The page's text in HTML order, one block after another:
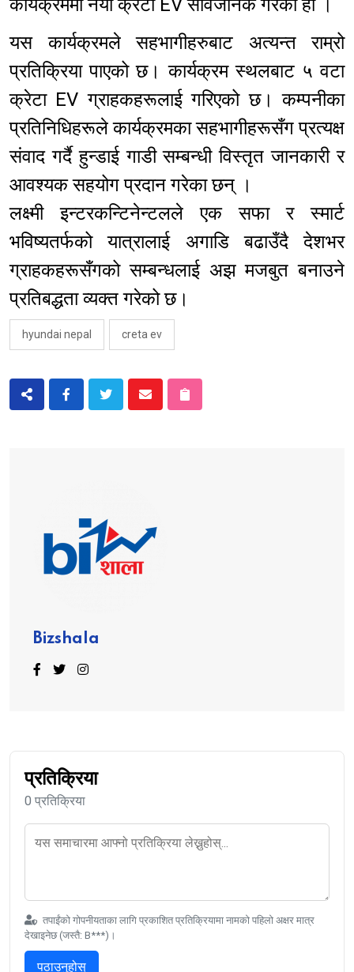
कार्यक्रममा नयाँ क्रेटा EV सार्वजनिक गरेको हो ।
यस कार्यक्रमले सहभागीहरुबाट अत्यन्त राम्रो
प्रतिक्रिया पाएको छ। कार्यक्रम स्थलबाट ५ वटा
क्रेटा EV ग्राहकहरूलाई गरिएको छ। कम्पनीका
प्रतिनिधिहरूले कार्यक्रमका सहभागीहरूसँग प्रत्यक्ष
संवाद गर्दै हुन्डाई गाडी सम्बन्धी विस्तृत जानकारी र
आवश्यक सहयोग प्रदान गरेका छन् ।
लक्ष्मी इन्टरकन्टिनेन्टलले एक सफा र स्मार्ट
भविष्यतर्फको यात्रालाई अगाडि बढाउँदै देशभर
ग्राहकहरूसँगको सम्बन्धलाई अझ मजबुत बनाउने
प्रतिबद्धता व्यक्त गरेको छ।
hyundai nepal creta ev
Bizshala
प्रतिक्रिया
0 प्रतिक्रिया
तपाईंको गोपनीयताका लागि प्रकाशित प्रतिक्रियामा नामको पहिलो अक्षर मात्र
देखाइनेछ (जस्तै: B***)।
पठाउनुहोस्